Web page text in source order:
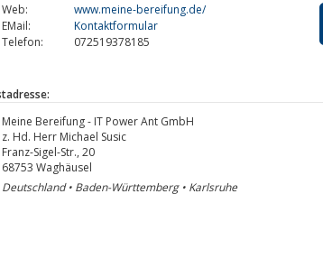
Web:
www.meine-bereifung.de/
EMail:
Kontaktformular
Telefon:
072519378185
Meine Bereifung - IT Power Ant GmbH
z. Hd. Herr Michael Susic
Franz-Sigel-Str., 20
68753 Waghäusel
Deutschland • Baden-Württemberg • Karlsruhe